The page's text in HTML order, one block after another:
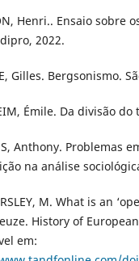
Henri.. Ensaio sobre
2022.
Gilles. Bergsonismo.
Émile. Da divisão
Anthony. Problemas
na análise
M. What is an
History of
em: